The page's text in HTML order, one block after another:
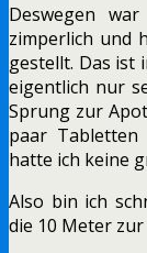
Deswegen
zimperlich und
gestellt. Das ist
eigentlich nur
Sprung zur
paar
hatte ich keine
Also bin ich
die 10 Meter